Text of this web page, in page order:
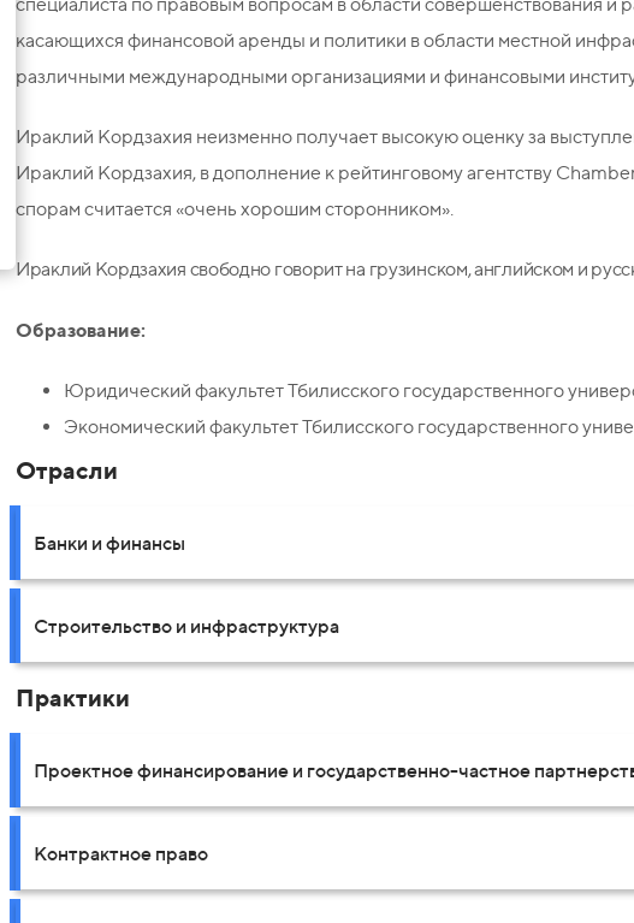
касающихся финансовой аренды и политики в области местной
различными международными организациями и финансовыми
Ираклий Кордзахия неизменно получает высокую оценку за
Ираклий Кордзахия, в дополнение к рейтинговому агентству
спорам считается «очень хорошим сторонником».
Ираклий Кордзахия свободно говорит на грузинском, английском и
Образование:
Юридический факультет Тбилисского государственного
Экономический факультет Тбилисского государственного
Отрасли
Банки и финансы
Строительство и инфраструктура
Практики
Проектное финансирование и государственно-частное
Контрактное право